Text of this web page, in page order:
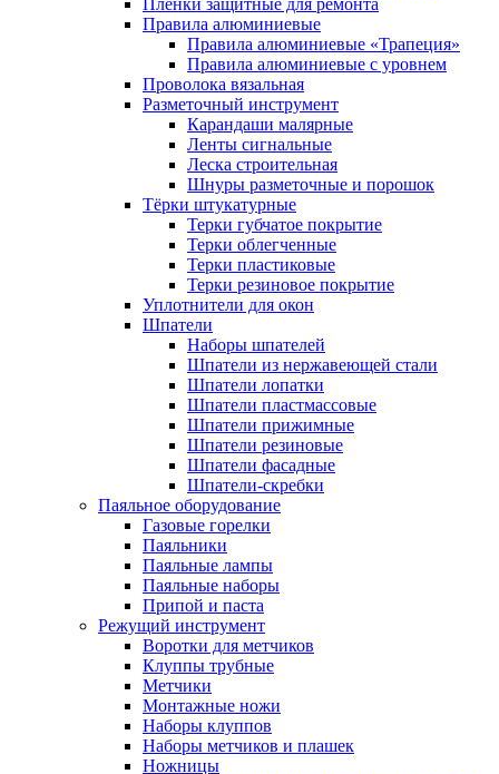
Плёнки защитные для ремонта
Правила алюминиевые
Правила алюминиевые «Трапеция»
Правила алюминиевые с уровнем
Проволока вязальная
Разметочный инструмент
Карандаши малярные
Ленты сигнальные
Леска строительная
Шнуры разметочные и порошок
Тёрки штукатурные
Терки губчатое покрытие
Терки облегченные
Терки пластиковые
Терки резиновое покрытие
Уплотнители для окон
Шпатели
Наборы шпателей
Шпатели из нержавеющей стали
Шпатели лопатки
Шпатели пластмассовые
Шпатели прижимные
Шпатели резиновые
Шпатели фасадные
Шпатели-скребки
Паяльное оборудование
Газовые горелки
Паяльники
Паяльные лампы
Паяльные наборы
Припой и паста
Режущий инструмент
Воротки для метчиков
Клуппы трубные
Метчики
Монтажные ножи
Наборы клуппов
Наборы метчиков и плашек
Ножницы